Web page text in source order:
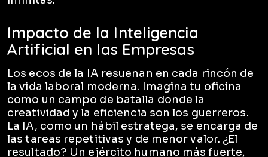
Impacto de la Inteligencia
Artificial en las Empresas
Los ecos de la IA resuenan en cada rincón de
la vida laboral moderna. Imagina tu oficina
como un campo de batalla donde la
creatividad y la eficiencia son los guerreros.
La IA, como un hábil estratega, se encarga de
las tareas repetitivas y de menor valor. ¿El
resultado? Un ejército humano más fuerte,